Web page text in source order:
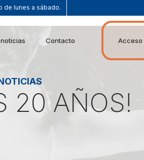
de lunes a sábado.
Contacto Acceso
20 AÑOS!